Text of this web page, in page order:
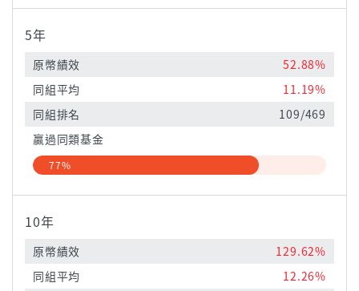
5年
原幣績效
52.88%
同組平均
11.19%
同組排名
109/469
贏過同類基金
77%
10年
原幣績效
129.62%
同組平均
12.26%